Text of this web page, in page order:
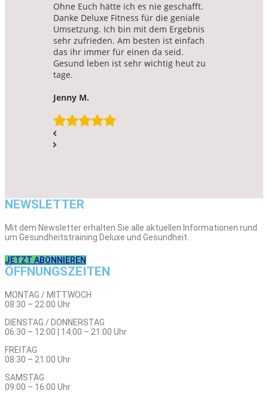
Ohne Euch hätte ich es nie geschafft.
Danke Deluxe Fitness für die geniale
Umsetzung. Ich bin mit dem Ergebnis
sehr zufrieden. Am besten ist einfach
das ihr immer für einen da seid.
Gesund leben ist sehr wichtig heut zu
tage.
Jenny M.
NEWSLETTER
Mit dem Newsletter erhalten Sie alle aktuellen Informationen rund
um Gesundheitstraining Deluxe und Gesundheit.
JETZT ABONNIEREN
ÖFFNUNGSZEITEN
MONTAG / MITTWOCH
08:30 – 22:00 Uhr
DIENSTAG / DONNERSTAG
06:30 – 12:00 | 14:00 – 21:00 Uhr
FREITAG
08:30 – 21:00 Uhr
SAMSTAG
09:00 – 16:00 Uhr